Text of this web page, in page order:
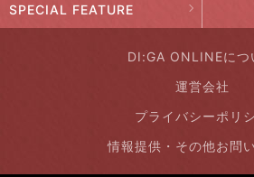
SPECIAL FEATURE
DI:GA ONLINEにつ
運営会社
プライバシーポリ
情報提供・その他お問